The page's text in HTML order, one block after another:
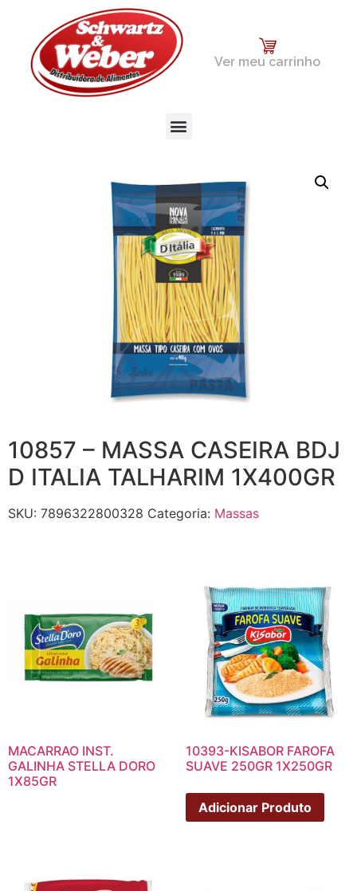
Ver meu carrinho
10857 – MASSA CASEIRA BDJ
D ITALIA TALHARIM 1X400GR
SKU: 7896322800328 Categoria: Massas
MACARRAO INST.
GALINHA STELLA DORO
1X85GR
10393-KISABOR FAROFA
SUAVE 250GR 1X250GR
Adicionar Produto